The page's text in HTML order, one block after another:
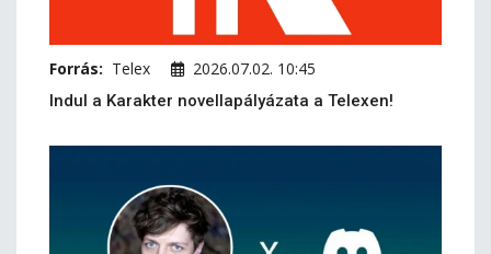
Forrás: Telex 2026.07.02. 10:45
Indul a Karakter novellapályázata a Telexen!